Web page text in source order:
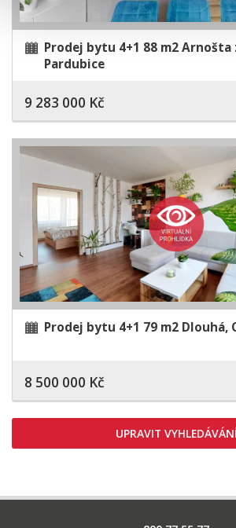
Prodej bytu 4+1 88 m2 Arnošta
Pardubice
9 283 000 Kč
Prodej bytu 4+1 79 m2 Dlouhá,
8 500 000 Kč
UPRAVIT